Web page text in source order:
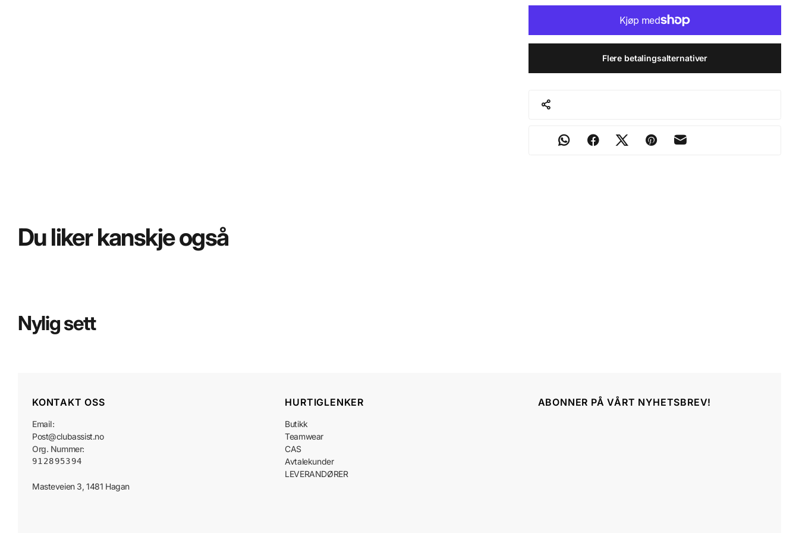
Flere betalingsalternativer
Du liker kanskje også
Nylig sett
KONTAKT OSS
Email:
Post@clubassist.no
Org. Nummer:
912895394
Masteveien 3, 1481 Hagan
HURTIGLENKER
Butikk
Teamwear
CAS
Avtalekunder
LEVERANDØRER
ABONNER PÅ VÅRT NYHETSBREV!